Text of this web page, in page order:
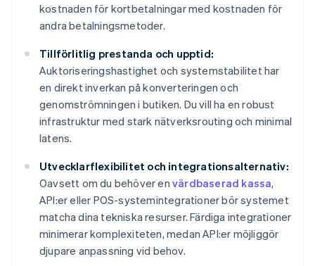
kostnaden för kortbetalningar med kostnaden för
andra betalningsmetoder.
Tillförlitlig prestanda och upptid:
Auktoriseringshastighet och systemstabilitet har
en direkt inverkan på konverteringen och
genomströmningen i butiken. Du vill ha en robust
infrastruktur med stark nätverksrouting och minimal
latens.
Utvecklarflexibilitet och integrationsalternativ:
Oavsett om du behöver en värdbaserad kassa,
API:er eller POS-systemintegrationer bör systemet
matcha dina tekniska resurser. Färdiga integrationer
minimerar komplexiteten, medan API:er möjliggör
djupare anpassning vid behov.